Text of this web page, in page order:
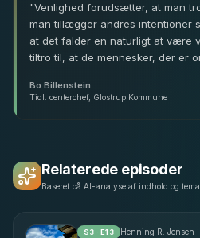
"Venlighed forudsætter, at man
man tillægger andres intentioner
at det falder en naturligt at være
tiltro til, at de mennesker, der er
Bo Billenstein
Tidl. centerchef, Glostrup Kommune
Relaterede episoder
Baseret på AI-analyse af indhold og
S3 · E13 Henning R. Jensen